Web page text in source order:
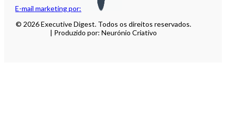
E-mail marketing por:
© 2026 Executive Digest. Todos os direitos reservados.
| Produzido por: Neurónio Criativo